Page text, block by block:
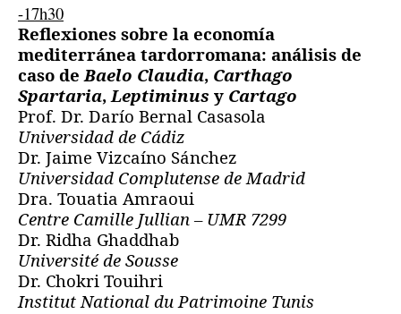
-17h30
Reflexiones sobre la economía
mediterránea tardorromana: análisis de
caso deBaelo Claudia, Carthago
Spartaria,Leptiminus y Cartago
Prof. Dr. Darío Bernal Casasola
Universidad de Cádiz
Dr. Jaime Vizcaíno Sánchez
Universidad Complutense de Madrid
Dra. Touatia Amraoui
Centre Camille Jullian – UMR 7299
Dr. Ridha Ghaddhab
Université de Sousse
Dr. Chokri Touihri
Institut National du Patrimoine Tunis